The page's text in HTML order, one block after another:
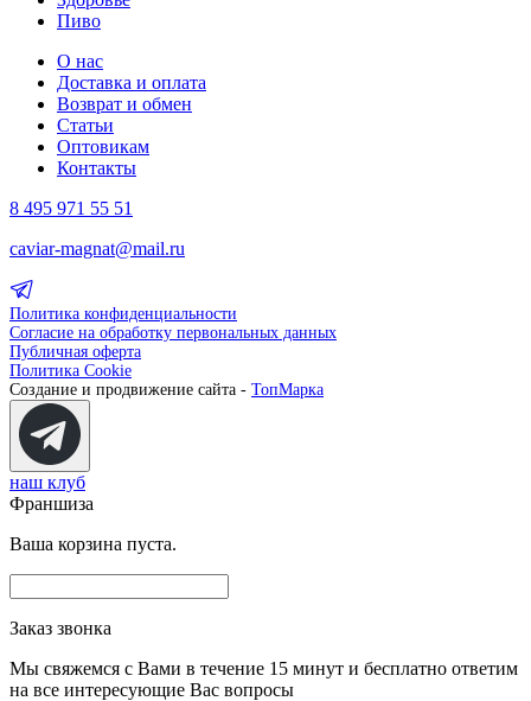
Пиво
О нас
Доставка и оплата
Возврат и обмен
Статьи
Оптовикам
Контакты
8 495 971 55 51
caviar-magnat@mail.ru
Политика конфиденциальности
Согласие на обработку первональных данных
Публичная оферта
Политика Cookie
Создание и продвижение сайта - ТопМарка
наш клуб
Франшиза
Ваша корзина пуста.
Заказ звонка
Мы свяжемся с Вами в течение 15 минут и бесплатно ответим
на все интересующие Вас вопросы